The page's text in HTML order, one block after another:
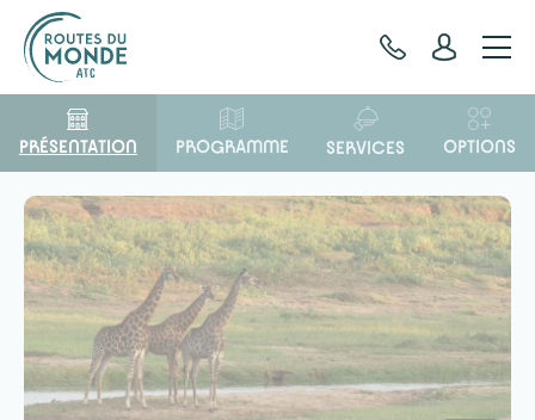
PRÉSENTATION PROGRAMME SERVICES OPTIONS
Panneau de gestion des cookies